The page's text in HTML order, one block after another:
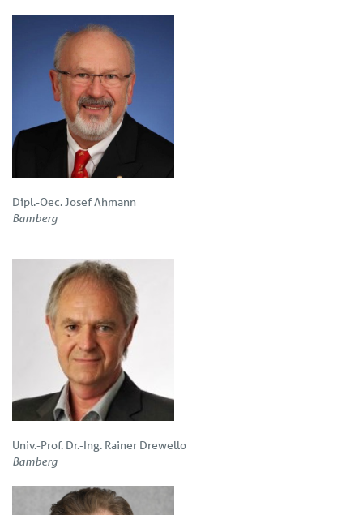
Dipl.-Oec. Josef Ahmann
Bamberg
Univ.-Prof. Dr.-Ing. Rainer Drewello
Bamberg